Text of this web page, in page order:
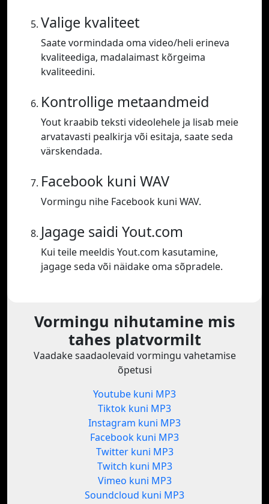
Valige kvaliteet
Saate vormindada oma video/heli erineva
kvaliteediga, madalaimast kõrgeima
kvaliteedini.
Kontrollige metaandmeid
Yout kraabib teksti videolehele ja lisab meie
arvatavasti pealkirja või esitaja, saate seda
värskendada.
Facebook kuni WAV
Vormingu nihe Facebook kuni WAV.
Jagage saidi Yout.com
Kui teile meeldis Yout.com kasutamine,
jagage seda või näidake oma sõpradele.
Vormingu nihutamine mis
tahes platvormilt
Vaadake saadaolevaid vormingu vahetamise
õpetusi
Youtube kuni MP3
Tiktok kuni MP3
Instagram kuni MP3
Facebook kuni MP3
Twitter kuni MP3
Twitch kuni MP3
Vimeo kuni MP3
Soundcloud kuni MP3